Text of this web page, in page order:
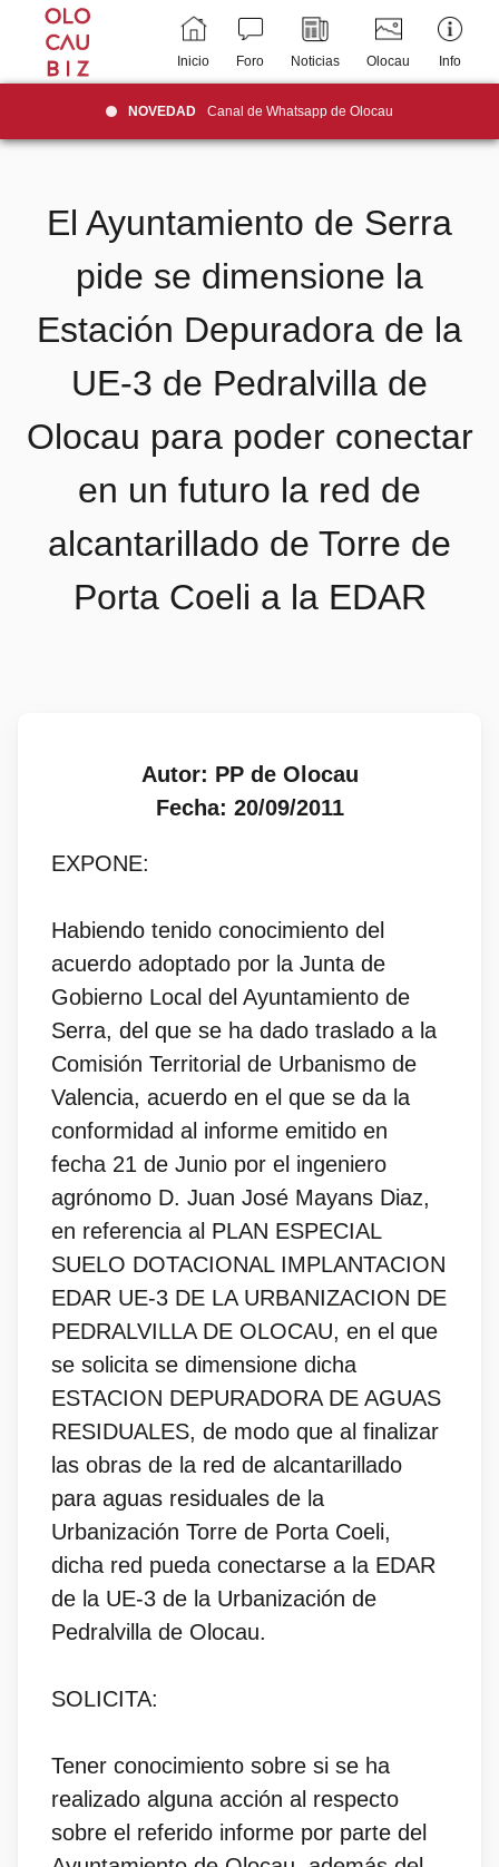
Inicio Foro Noticias Olocau Info
NOVEDAD Canal de Whatsapp de Olocau
El Ayuntamiento de Serra
pide se dimensione la
Estación Depuradora de la
UE-3 de Pedralvilla de
Olocau para poder conectar
en un futuro la red de
alcantarillado de Torre de
Porta Coeli a la EDAR
Autor: PP de Olocau
Fecha: 20/09/2011
EXPONE:
Habiendo tenido conocimiento del
acuerdo adoptado por la Junta de
Gobierno Local del Ayuntamiento de
Serra, del que se ha dado traslado a la
Comisión Territorial de Urbanismo de
Valencia, acuerdo en el que se da la
conformidad al informe emitido en
fecha 21 de Junio por el ingeniero
agrónomo D. Juan José Mayans Diaz,
en referencia al PLAN ESPECIAL
SUELO DOTACIONAL IMPLANTACION
EDAR UE-3 DE LA URBANIZACION DE
PEDRALVILLA DE OLOCAU, en el que
se solicita se dimensione dicha
ESTACION DEPURADORA DE AGUAS
RESIDUALES, de modo que al finalizar
las obras de la red de alcantarillado
para aguas residuales de la
Urbanización Torre de Porta Coeli,
dicha red pueda conectarse a la EDAR
de la UE-3 de la Urbanización de
Pedralvilla de Olocau.
SOLICITA:
Tener conocimiento sobre si se ha
realizado alguna acción al respecto
sobre el referido informe por parte del